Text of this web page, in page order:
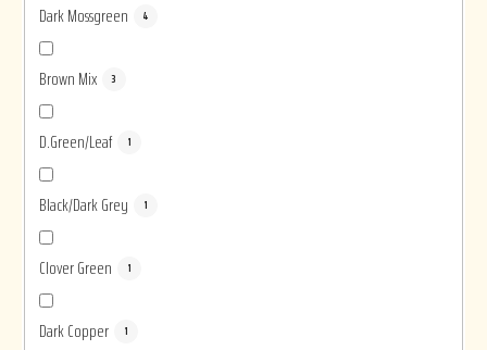
Dark Mossgreen 4
Brown Mix 3
D.Green/Leaf 1
Black/Dark Grey 1
Clover Green 1
Dark Copper 1